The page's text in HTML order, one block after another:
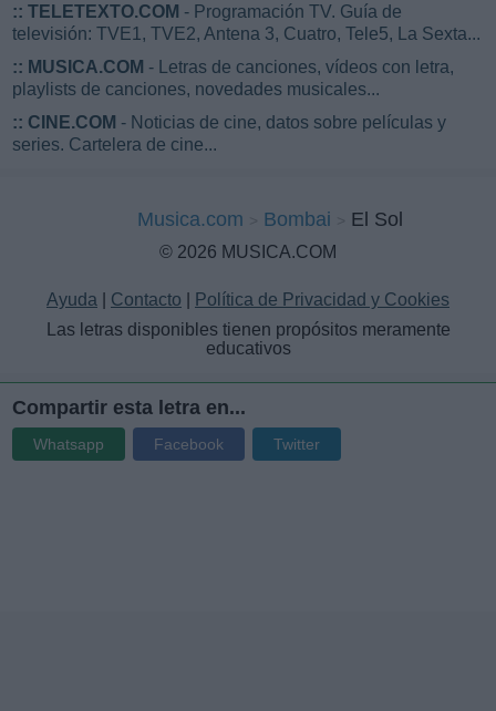
:: TELETEXTO.COM - Programación TV. Guía de
televisión: TVE1, TVE2, Antena 3, Cuatro, Tele5, La Sexta...
:: MUSICA.COM - Letras de canciones, vídeos con letra,
playlists de canciones, novedades musicales...
:: CINE.COM - Noticias de cine, datos sobre películas y
series. Cartelera de cine...
Musica.com Bombai El Sol
© 2026 MUSICA.COM
Ayuda Contacto
Política de Privacidad y Cookies
Las letras disponibles tienen propósitos meramente
educativos
Compartir esta letra en...
Whatsapp Facebook Twitter